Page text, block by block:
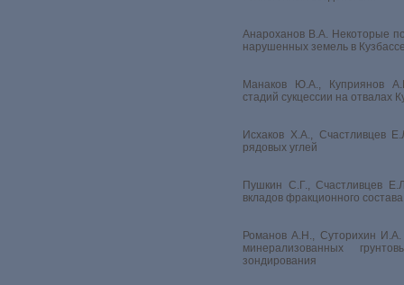
Анароханов В.А. Некоторые
нарушенных земель в
Манаков Ю.А., Куприянов
стадий сукцессии на отвалах
Исхаков Х.А., Счастливцев
рядовых углей
Пушкин С.Г., Счастливцев
вкладов фракционного
Романов А.Н., Суторихин И.А.
минерализованных
зондирования